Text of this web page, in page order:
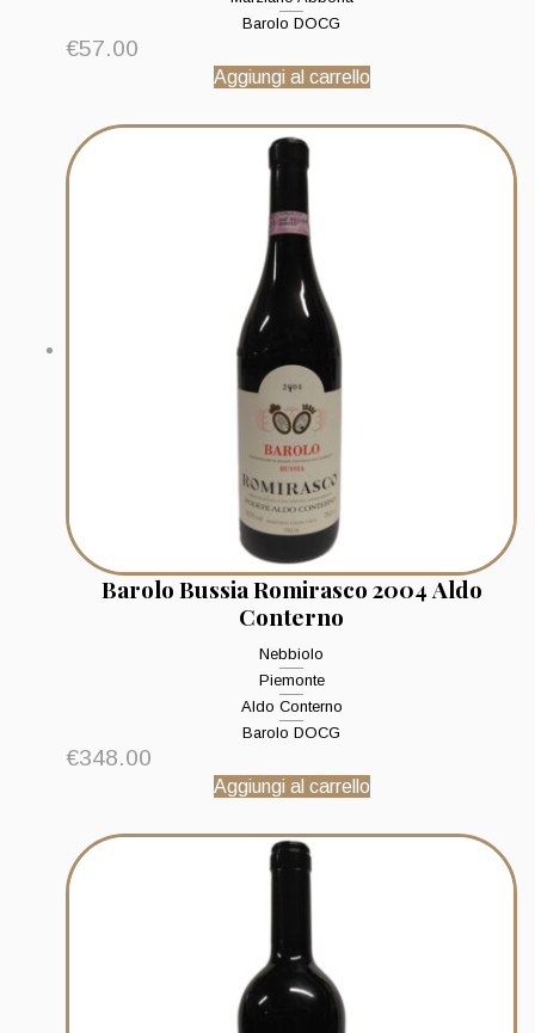
Barolo DOCG
€57.00
Aggiungi al carrello
Barolo Bussia Romirasco 2004 Aldo
Conterno
Nebbiolo
Piemonte
Aldo Conterno
Barolo DOCG
€348.00
Aggiungi al carrello